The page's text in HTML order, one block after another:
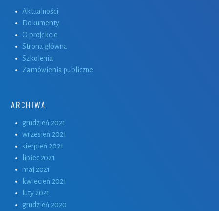
Aktualności
Dokumenty
O projekcie
Strona główna
Szkolenia
Zamówienia publiczne
ARCHIWA
grudzień 2021
wrzesień 2021
sierpień 2021
lipiec 2021
maj 2021
kwiecień 2021
luty 2021
grudzień 2020